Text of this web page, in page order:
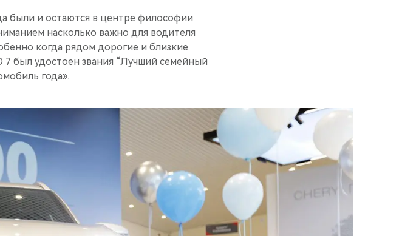
были и остаются в центре философии
насколько важно для водителя
когда рядом дорогие и близкие.
7 был удостоен звания “Лучший семейный
года».